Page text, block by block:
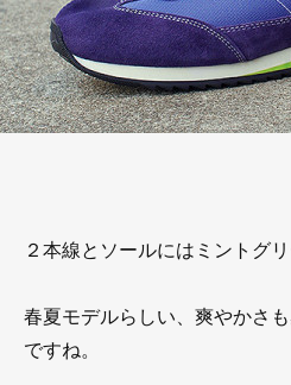
２本線とソールにはミントグリ
春夏モデルらしい、爽やかさ
ですね。